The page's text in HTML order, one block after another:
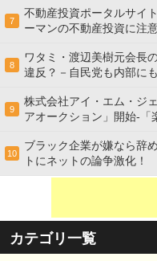
7
不動産投資ポータルサイ
ーマンの不動産投資に注
8
ワタミ・渡辺美樹元会長
違反？－自民党も内部に
9
株式会社アイ・エム・ジ
アオークション」開始-「
10
ブラック企業が嫌なら辞
トにネットの論争激化！
カテゴリ一覧